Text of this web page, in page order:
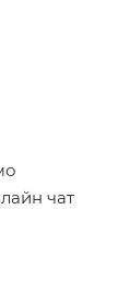
чат